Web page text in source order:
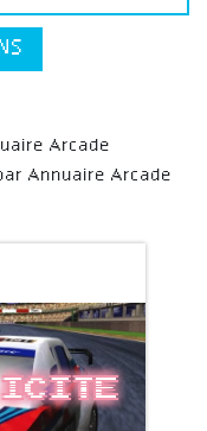
Arcade
Annuaire Arcade